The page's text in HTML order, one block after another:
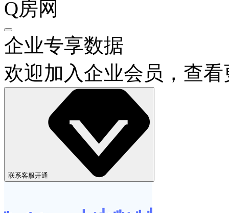
Q房网
企业专享数据
欢迎加入企业会员，查
联系客服开通